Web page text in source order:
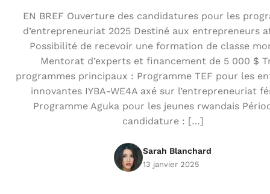
EN BREF Ouverture des candidatures pour les
d’entrepreneuriat 2025 Destiné aux entrepreneurs
Possibilité de recevoir une formation de classe
Mentorat d’experts et financement de 5 000 $
programmes principaux : Programme TEF pour les
innovantes IYBA-WE4A axé sur l’entrepreneuriat
Programme Aguka pour les jeunes rwandais
candidature : […]
Sarah Blanchard
13 janvier 2025